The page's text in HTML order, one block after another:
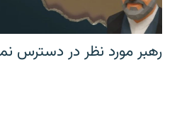
رهبر مورد نظر در دسترس